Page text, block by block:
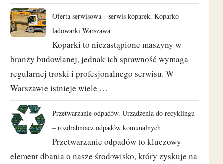
grudzień 2020
wrzesień 2020
sierpień 2018
czerwiec 2018
maj 2018
kwiecień 2018
marzec 2018
Oferta serwisowa – serwis koparek. Koparko
ładowarki Warszawa
Koparki to niezastąpione maszyny w
branży budowlanej, jednak ich sprawność wymaga
regularnej troski i profesjonalnego serwisu. W
Warszawie istnieje wiele …
Przetwarzanie odpadów. Urządzenia do recyklingu
– rozdrabniacz odpadów komunalnych
Przetwarzanie odpadów to kluczowy
element dbania o nasze środowisko, który zyskuje na